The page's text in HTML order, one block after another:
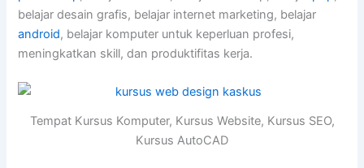
belajar desain grafis, belajar internet marketing, belajar
android, belajar komputer untuk keperluan profesi,
meningkatkan skill, dan produktifitas kerja.
Tempat Kursus Komputer, Kursus Website, Kursus SEO,
Kursus AutoCAD